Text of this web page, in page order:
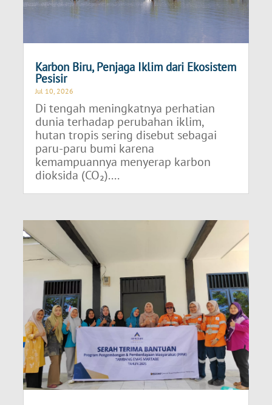
Karbon Biru, Penjaga Iklim dari Ekosistem
Pesisir
Jul 10, 2026
Di tengah meningkatnya perhatian
dunia terhadap perubahan iklim,
hutan tropis sering disebut sebagai
paru-paru bumi karena
kemampuannya menyerap karbon
dioksida (CO₂)....